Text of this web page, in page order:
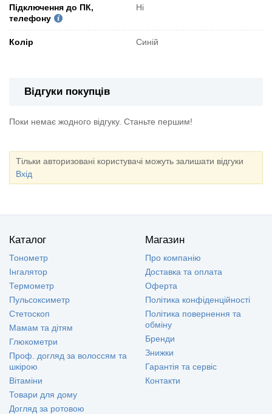
Підключення до ПК,
телефону
Ні
Колір Синій
Відгуки покупців
Поки немає жодного відгуку. Станьте першим!
Тільки авторизовані користувачі можуть залишати відгуки
Вхід
Каталог
Тонометр
Інгалятор
Термометр
Пульсоксиметр
Стетоскоп
Мамам та дітям
Глюкометри
Проф. догляд за волоссям та
шкірою
Вітаміни
Товари для дому
Догляд за ротовою
Магазин
Про компанію
Доставка та оплата
Оферта
Політика конфіденційності
Політика повернення та
обміну
Бренди
Знижки
Гарантія та сервіс
Контакти